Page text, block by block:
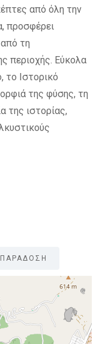
από όλη την
προσφέρει
τη
περιοχής. Εύκολα
το Ιστορικό
της φύσης, τη
της ιστορίας,
ΠΑΡΑΔΟΣΗ